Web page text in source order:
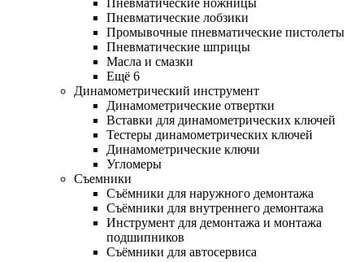
Пневматические ножницы
Пневматические лобзики
Промывочные пневматические пистолеты
Пневматические шприцы
Масла и смазки
Ещё 6
Динамометрический инструмент
Динамометрические отвертки
Вставки для динамометрических ключей
Тестеры динамометрических ключей
Динамометрические ключи
Угломеры
Съемники
Съёмники для наружного демонтажа
Съёмники для внутреннего демонтажа
Инструмент для демонтажа и монтажа
подшипников
Съёмники для автосервиса